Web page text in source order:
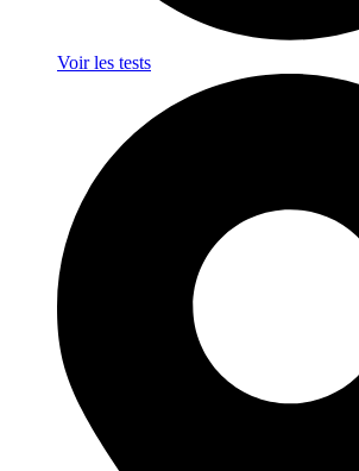
Voir les tests